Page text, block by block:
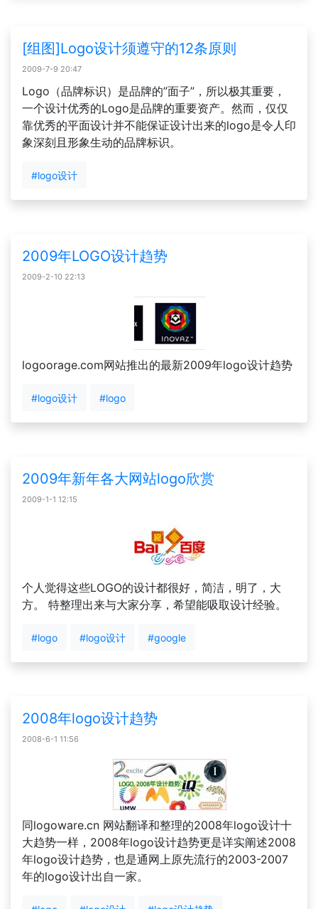
[组图]Logo设计须遵守的12条原则
2009-7-9 20:47
Logo（品牌标识）是品牌的”面子”，所以极其重要，
一个设计优秀的Logo是品牌的重要资产。然而，仅仅
靠优秀的平面设计并不能保证设计出来的logo是令人印
象深刻且形象生动的品牌标识。
#logo设计
2009年LOGO设计趋势
2009-2-10 22:13
logoorage.com网站推出的最新2009年logo设计趋势
#logo设计 #logo
2009年新年各大网站logo欣赏
2009-1-1 12:15
个人觉得这些LOGO的设计都很好，简洁，明了，大
方。 特整理出来与大家分享，希望能吸取设计经验。
#logo #logo设计 #google
2008年logo设计趋势
2008-6-1 11:56
同logoware.cn 网站翻译和整理的2008年logo设计十
大趋势一样，2008年logo设计趋势更是详实阐述2008
年logo设计趋势，也是通网上原先流行的2003-2007
年的logo设计出自一家。